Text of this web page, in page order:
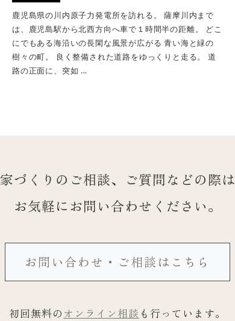
鹿児島県の川内原子力発電所を訪れる。 薩摩川内まで
は、鹿児島駅から北西方向へ車で１時間半の距離。 どこ
にでもある海沿いの長閑な風景が広がる 青い海と緑の
樹々の町。 良く整備された道路をゆっくりと走る。 道
路の正面に、突如 …
家づくりのご相談、ご質問などの際は
お気軽にお問い合わせください。
お問い合わせ・ご相談はこちら
初回無料の オンライン相談 も行っています。